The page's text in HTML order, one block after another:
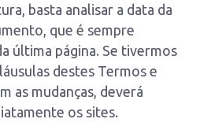
basta analisar a data da
que é sempre
última página. Se tivermos
destes Termos e
as mudanças, deverá
os sites.